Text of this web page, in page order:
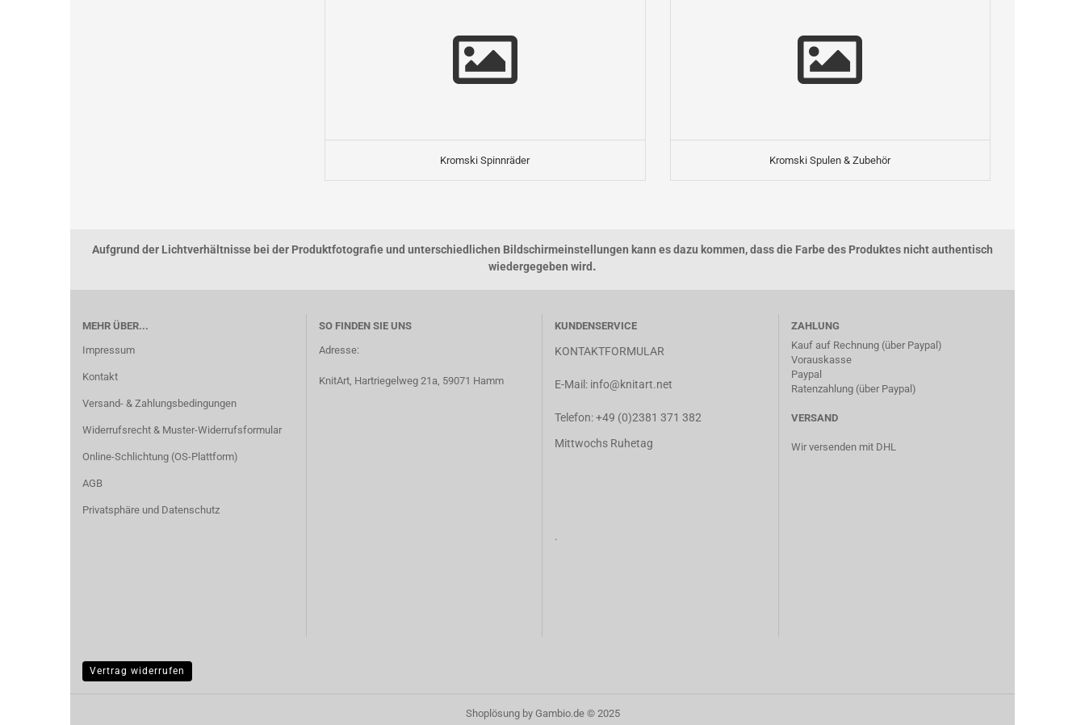
Kromski Spinnräder Kromski Spulen & Zubehör
Aufgrund der Lichtverhältnisse bei der Produktfotografie und unterschiedlichen Bildschirmeinstellungen kann es dazu kommen, dass die Farbe des Produktes nicht authentisch
wiedergegeben wird .
MEHR ÜBER...
Impressum
Kontakt
Versand- & Zahlungsbedingungen
Widerrufsrecht & Muster-Widerrufsformular
Online-Schlichtung (OS-Plattform)
AGB
Privatsphäre und Datenschutz
SO FINDEN SIE UNS
Adresse:
KnitArt, Hartriegelweg 21a, 59071 Hamm
KUNDENSERVICE
KONTAKTFORMULAR
E-Mail: info@knitart.net
Telefon:+49 (0)2381 371 382
Mittwochs Ruhetag
.
ZAHLUNG
Kauf auf Rechnung (über Paypal)
Vorauskasse
Paypal
Ratenzahlung (über Paypal)
VERSAND
Wir versenden mit DHL
Vertrag widerrufen
Shoplösungby Gambio.de © 2025